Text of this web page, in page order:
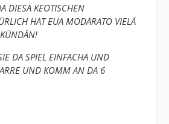
DIESÄ KEOTISCHEN
HAT EUA MODÄRATO VIELÄ
DA SPIEL EINFACHÄ UND
UND KOMM AN DA 6